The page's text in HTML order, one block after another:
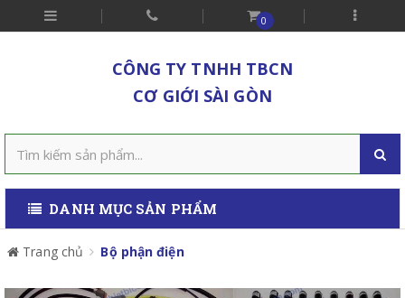
0
CÔNG TY TNHH TBCN
CƠ GIỚI SÀI GÒN
DANH MỤC SẢN PHẨM
Trang chủ Bộ phận điện